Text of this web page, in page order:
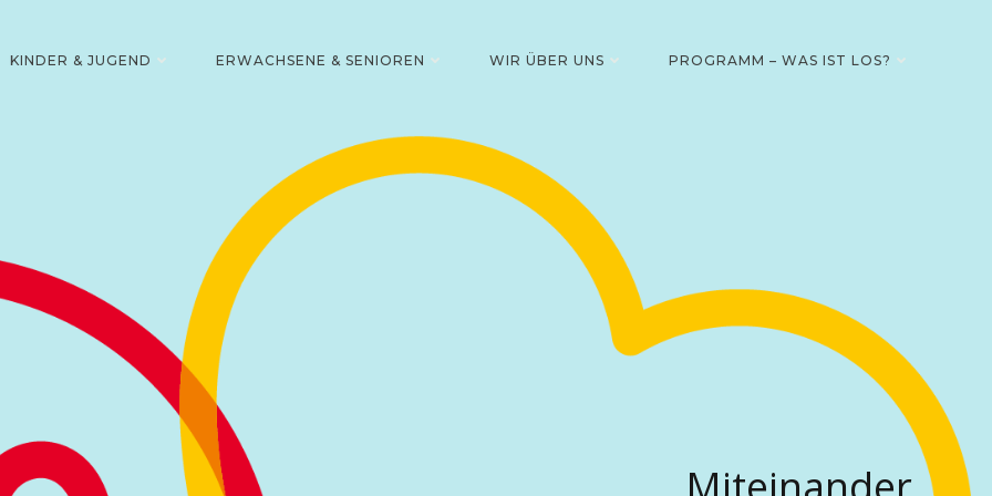
KINDER & JUGEND ERWACHSENE & SENIOREN WIR ÜBER UNS PROGRAMM – WAS IST LOS?